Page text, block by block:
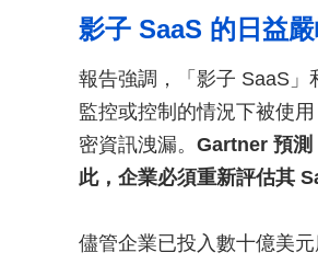
影子 SaaS 的日益
報告強調，「影子 SaaS
監控或控制的情況下被使
密資訊洩漏。 Gartner 預測
此，企業必須重新評估其
儘管企業已投入數十億美